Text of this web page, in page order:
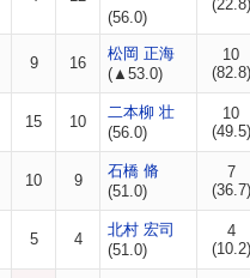
(56.0)
(22.8)
9 16
松岡 正海
(▲53.0)
10
(82.8)
15 10
二本柳 壮
(56.0)
10
(49.5)
10 9
石橋 脩
(51.0)
7
(36.7)
5 4
北村 宏司
(51.0)
4
(10.2)